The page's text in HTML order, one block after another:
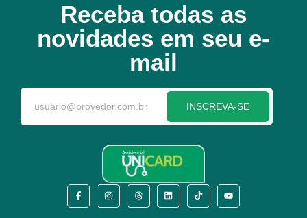
Receba todas as
novidades em seu e-
mail
INSCREVA-SE